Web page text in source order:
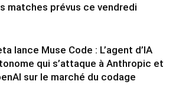
matches prévus ce vendredi
lance Muse Code : L’agent d’IA
qui s’attaque à Anthropic et
sur le marché du codage